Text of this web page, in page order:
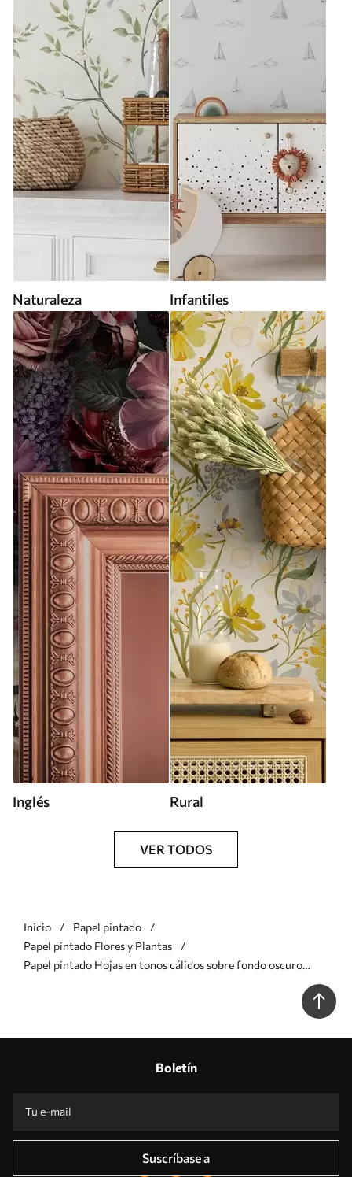
Naturaleza Infantiles
Inglés Rural
VER TODOS
Inicio
Papel pintado
Papel pintado Flores y Plantas
Papel pintado Hojas en tonos cálidos sobre fondo oscuro
Boletín
Suscríbase a